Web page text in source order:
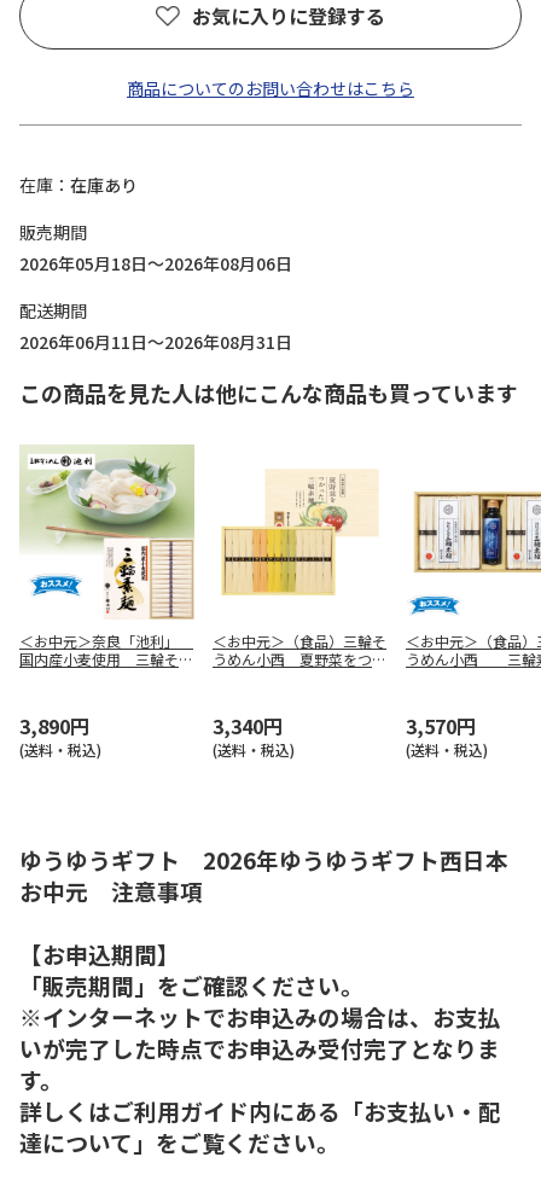
お気に入りに登録する
商品についてのお問い合わせはこちら
在庫
在庫あり
販売期間
2026年05月18日～2026年08月06日
配送期間
2026年06月11日～2026年08月31日
この商品を見た人は他にこんな商品も買っています
＜お中元＞奈良「池利」
国内産小麦使用 三輪そう
3,890円
(送料・税込)
＜お中元＞（食品）三輪そ
うめん小西 夏野菜をつか
3,340円
(送料・税込)
＜お中元＞（食品）
うめん小西 三
3,570円
(送料・税込)
ゆうゆうギフト 2026年ゆうゆうギフト西日本
お中元 注意事項
【お申込期間】
「販売期間」をご確認ください。
※インターネットでお申込みの場合は、お支払
いが完了した時点でお申込み受付完了となりま
す。
詳しくはご利用ガイド内にある「お支払い・配
達について」をご覧ください。